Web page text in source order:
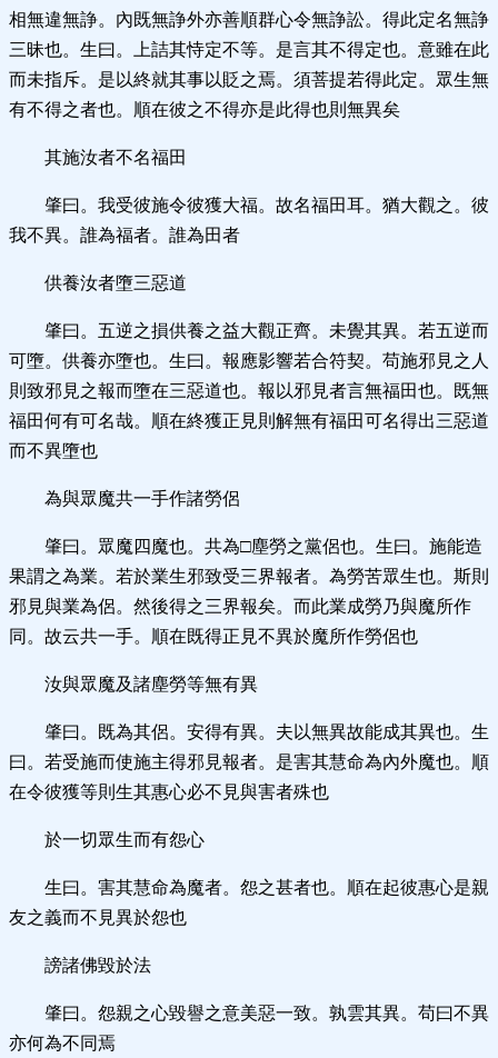
相無違無諍。內既無諍外亦善順群心令無諍訟。得此定名無諍
三昧也。生曰。上詰其恃定不等。是言其不得定也。意雖在此
而未指斥。是以終就其事以貶之焉。須菩提若得此定。眾生無
有不得之者也。順在彼之不得亦是此得也則無異矣
其施汝者不名福田
肇曰。我受彼施令彼獲大福。故名福田耳。猶大觀之。彼
我不異。誰為福者。誰為田者
供養汝者墮三惡道
肇曰。五逆之損供養之益大觀正齊。未覺其異。若五逆而
可墮。供養亦墮也。生曰。報應影響若合符契。苟施邪見之人
則致邪見之報而墮在三惡道也。報以邪見者言無福田也。既無
福田何有可名哉。順在終獲正見則解無有福田可名得出三惡道
而不異墮也
為與眾魔共一手作諸勞侶
肇曰。眾魔四魔也。共為□塵勞之黨侶也。生曰。施能造
果謂之為業。若於業生邪致受三界報者。為勞苦眾生也。斯則
邪見與業為侶。然後得之三界報矣。而此業成勞乃與魔所作
同。故云共一手。順在既得正見不異於魔所作勞侶也
汝與眾魔及諸塵勞等無有異
肇曰。既為其侶。安得有異。夫以無異故能成其異也。生
曰。若受施而使施主得邪見報者。是害其慧命為內外魔也。順
在令彼獲等則生其惠心必不見與害者殊也
於一切眾生而有怨心
生曰。害其慧命為魔者。怨之甚者也。順在起彼惠心是親
友之義而不見異於怨也
謗諸佛毀於法
肇曰。怨親之心毀譽之意美惡一致。孰雲其異。苟曰不異
亦何為不同焉